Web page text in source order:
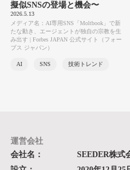
擬似SNSの登場と機会〜
2026.5.13
メディア名：AI専用SNS「Moltbook」で新
たな動き、エージェントが独自の宗教を生
み出す | Forbes JAPAN 公式サイト（フォー
ブス ジャパン）
AI SNS 技術トレンド
運営会社
会社名：
SEEDER株式